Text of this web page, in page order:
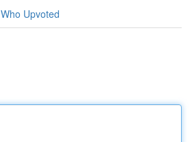
Who Upvoted